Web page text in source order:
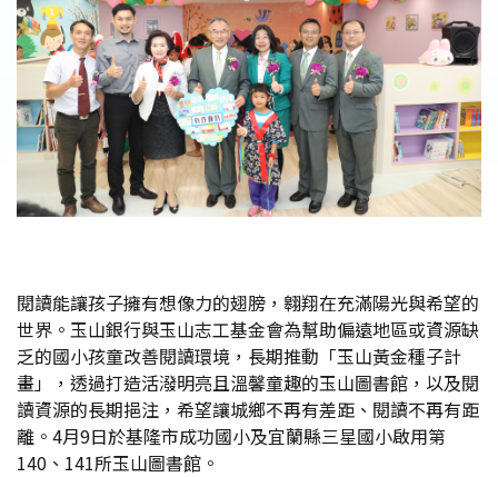
閱讀能讓孩子擁有想像力的翅膀，翱翔在充滿陽光與希望的
世界。玉山銀行與玉山志工基金會為幫助偏遠地區或資源缺
乏的國小孩童改善閱讀環境，長期推動「玉山黃金種子計
畫」，透過打造活潑明亮且溫馨童趣的玉山圖書館，以及閱
讀資源的長期挹注，希望讓城鄉不再有差距、閱讀不再有距
離。4月9日於基隆市成功國小及宜蘭縣三星國小啟用第
140、141所玉山圖書館。